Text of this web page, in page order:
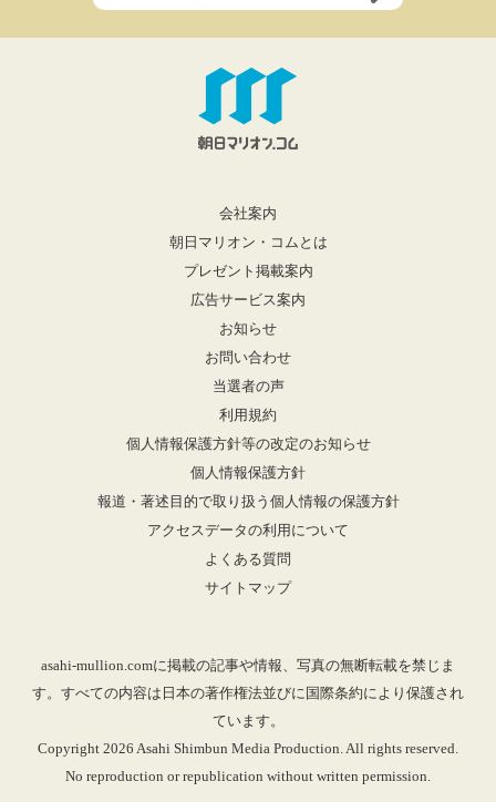
会社案内
朝日マリオン・コムとは
プレゼント掲載案内
広告サービス案内
お知らせ
お問い合わせ
当選者の声
利用規約
個人情報保護方針等の改定のお知らせ
個人情報保護方針
報道・著述目的で取り扱う個人情報の保護方針
アクセスデータの利用について
よくある質問
サイトマップ
asahi-mullion.comに掲載の記事や情報、写真の無断転載を禁じま
す。すべての内容は日本の著作権法並びに国際条約により保護され
ています。
Copyright 2026 Asahi Shimbun Media Production. All rights reserved.
No reproduction or republication without written permission.